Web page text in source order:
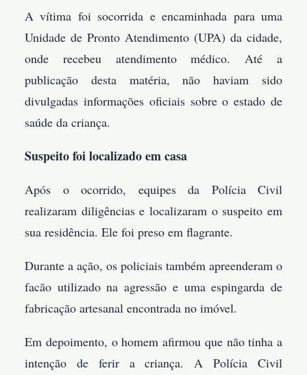
A vítima foi socorrida e encaminhada para uma
Unidade de Pronto Atendimento (UPA) da cidade,
onde recebeu atendimento médico. Até a
publicação desta matéria, não haviam sido
divulgadas informações oficiais sobre o estado de
saúde da criança.
Suspeito foi localizado em casa
Após o ocorrido, equipes da Polícia Civil
realizaram diligências e localizaram o suspeito em
sua residência. Ele foi preso em flagrante.
Durante a ação, os policiais também apreenderam o
facão utilizado na agressão e uma espingarda de
fabricação artesanal encontrada no imóvel.
Em depoimento, o homem afirmou que não tinha a
intenção de ferir a criança. A Polícia Civil